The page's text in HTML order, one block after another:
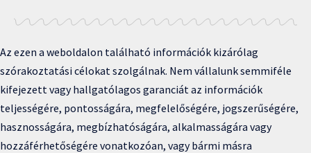
Az ezen a weboldalon található információk kizárólag
szórakoztatási célokat szolgálnak. Nem vállalunk semmiféle
kifejezett vagy hallgatólagos garanciát az információk
teljességére, pontosságára, megfelelőségére, jogszerűségére,
hasznosságára, megbízhatóságára, alkalmasságára vagy
hozzáférhetőségére vonatkozóan, vagy bármi másra